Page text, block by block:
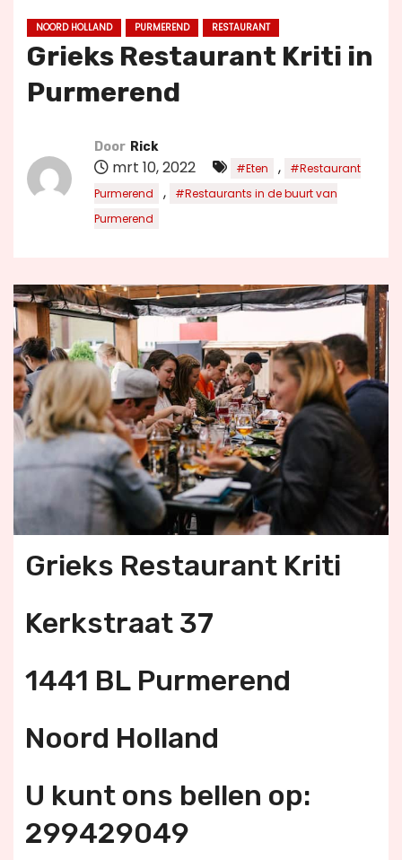
NOORD HOLLAND PURMEREND RESTAURANT
Grieks Restaurant Kriti in
Purmerend
Door Rick
mrt 10, 2022 #Eten ,
#Restaurant
Purmerend
,
#Restaurants in de buurt van
Purmerend
Grieks Restaurant Kriti
Kerkstraat 37
1441 BL Purmerend
Noord Holland
U kunt ons bellen op:
299429049